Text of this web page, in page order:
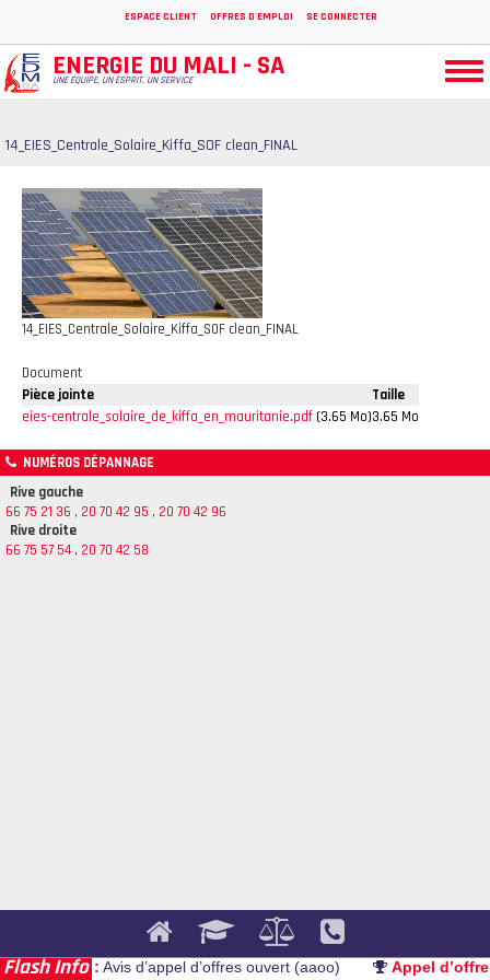
contenu
principal
ESPACE CLIENT OFFRES D'EMPLOI SE CONNECTER
ENERGIE DU MALI - SA
UNE ÉQUIPE, UN ESPRIT, UN SERVICE
Flash Info
d’offre : Avis d’appel d’offres ouvert (aaoo) Appel d’offre
14_EIES_Centrale_Solaire_Kiffa_SOF clean_FINAL
14_EIES_Centrale_Solaire_Kiffa_SOF clean_FINAL
Document
Pièce jointe
Taille
eies-centrale_solaire_de_kiffa_en_mauritanie.pdf (3.65 Mo)3.65 Mo
NUMÉROS DÉPANNAGE
Rive gauche
66 75 21 36 , 20 70 42 95 , 20 70 42 96
Rive droite
66 75 57 54 , 20 70 42 58